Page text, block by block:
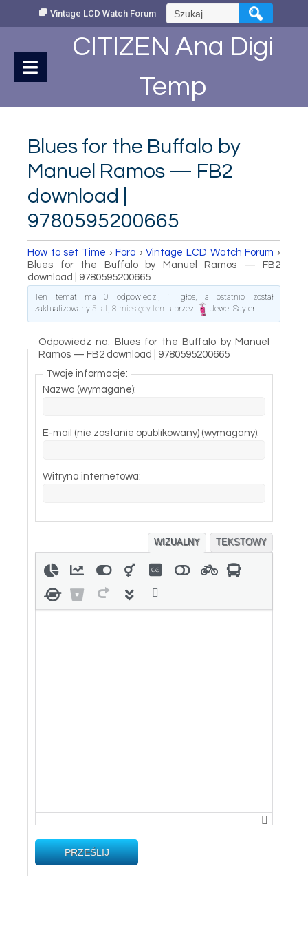
Vintage LCD Watch Forum Szukaj:
CITIZEN Ana Digi
Temp
Blues for the Buffalo by
Manuel Ramos — FB2
download |
9780595200665
How to set Time › Fora › Vintage LCD Watch Forum ›
Blues for the Buffalo by Manuel Ramos — FB2
download | 9780595200665
Ten temat ma 0 odpowiedzi, 1 głos, a ostatnio został
zaktualizowany 5 lat, 8 miesięcy temu przez Jewel Sayler.
Odpowiedz na: Blues for the Buffalo by Manuel
Ramos — FB2 download | 9780595200665
Twoje informacje:
Nazwa (wymagane):
E-mail (nie zostanie opublikowany) (wymagany):
Witryna internetowa:
WIZUALNY TEKSTOWY
PRZEŚLIJ